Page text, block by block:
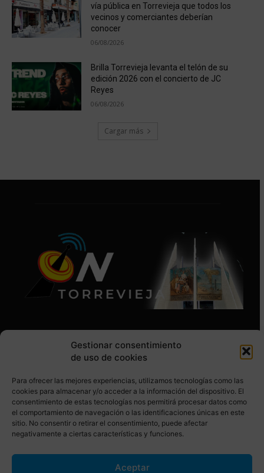
Gestionar consentimiento
de uso de cookies
Para ofrecer las mejores experiencias, utilizamos tecnologías como las
cookies para almacenar y/o acceder a la información del dispositivo. El
consentimiento de estas tecnologías nos permitirá procesar datos como
el comportamiento de navegación o las identificaciones únicas en este
sitio. No consentir o retirar el consentimiento, puede afectar
negativamente a ciertas características y funciones.
Aceptar
vía pública en Torrevieja que todos los
vecinos y comerciantes deberían
conocer
06/08/2026
Brilla Torrevieja levanta el telón de su
edición 2026 con el concierto de JC
Reyes
06/08/2026
Cargar más
SÍGUENOS EN REDES SOCIALES